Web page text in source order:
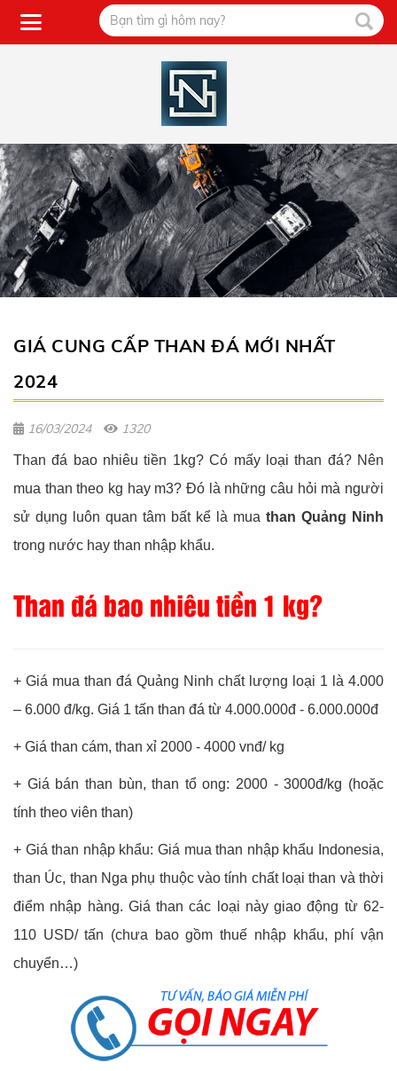
GIÁ CUNG CẤP THAN ĐÁ MỚI NHẤT
2024
16/03/2024 1320
Than đá bao nhiêu tiền 1kg? Có mấy loại than đá? Nên
mua than theo kg hay m3? Đó là những câu hỏi mà người
sử dụng luôn quan tâm bất kể là mua than Quảng Ninh
trong nước hay than nhập khẩu.
Than đá bao nhiêu tiền 1 kg?
+ Giá mua than đá Quảng Ninh chất lượng loại 1 là 4.000
– 6.000 đ/kg. Giá 1 tấn than đá từ 4.000.000đ - 6.000.000đ
+ Giá than cám, than xỉ 2000 - 4000 vnđ/ kg
+ Giá bán than bùn, than tổ ong: 2000 - 3000đ/kg (hoặc
tính theo viên than)
+ Giá than nhập khẩu: Giá mua than nhập khẩu Indonesia,
than Úc, than Nga phụ thuộc vào tính chất loại than và thời
điểm nhập hàng. Giá than các loại này giao động từ 62-
110 USD/ tấn (chưa bao gồm thuế nhập khẩu, phí vận
chuyển…)